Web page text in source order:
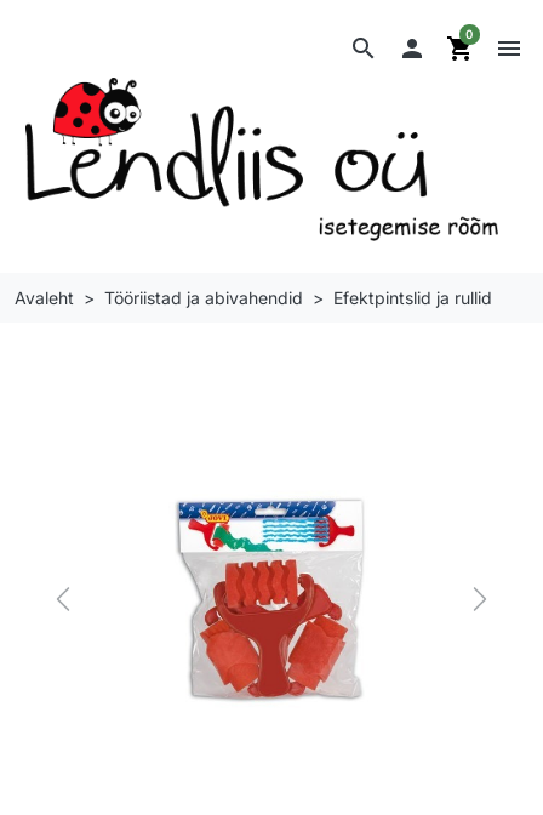
search  shopping_cart
0 menu
Avaleht Tööriistad ja abivahendid Efektpintslid ja rullid
Previous Next